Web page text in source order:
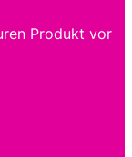
Produkt vor